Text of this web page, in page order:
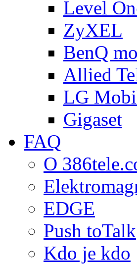
Level
ZyXEL
BenQ
Allied
LG
Gigaset
FAQ
O
EDGE
Push toTalk
Kdo je kdo